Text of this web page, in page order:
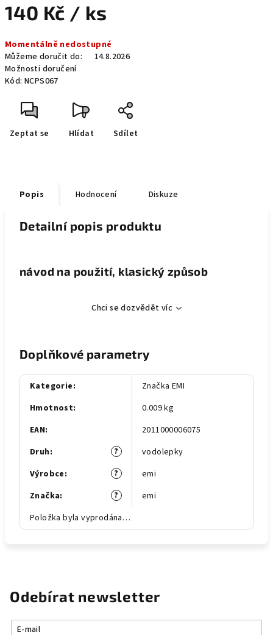
140 Kč / ks
cena:
Momentálně nedostupné
Můžeme doručit do:
14.8.2026
Možnosti doručení
Kód: NCPS067
Zeptat se Hlídat Sdílet
Popis Hodnocení Diskuze
Detailní popis produktu
návod na použití, klasický způsob
Chci se dozvědět víc
Doplňkové parametry
Kategorie:
Značka EMI
Hmotnost:
0.009 kg
EAN:
2011000006075
?
Druh:
vodolepky
?
Výrobce:
emi
?
Značka:
emi
Položka byla vyprodána…
Odebírat newsletter
E-mail